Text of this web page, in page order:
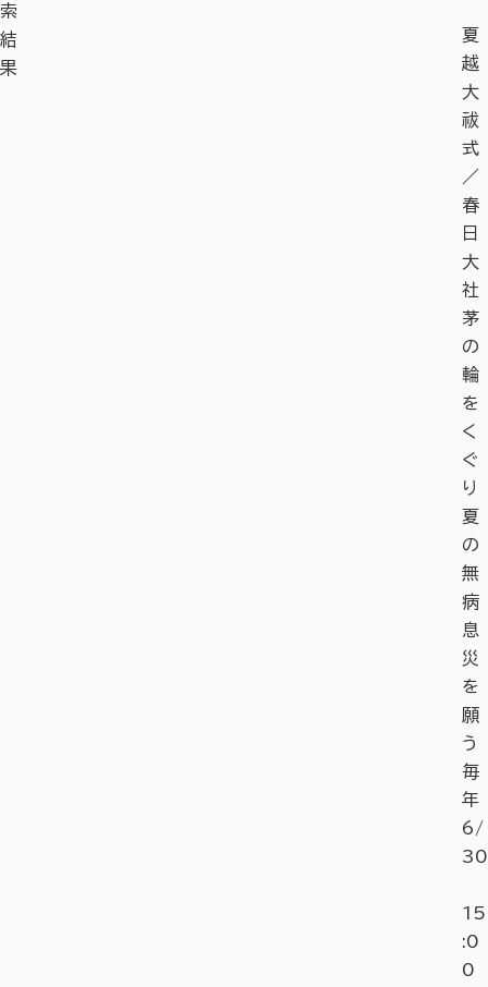
索
結
果
夏
越
大
祓
式
／
春
日
大
社
茅
の
輪
を
く
ぐ
り
夏
の
無
病
息
災
を
願
う
毎
年
6/
30
15
:0
0